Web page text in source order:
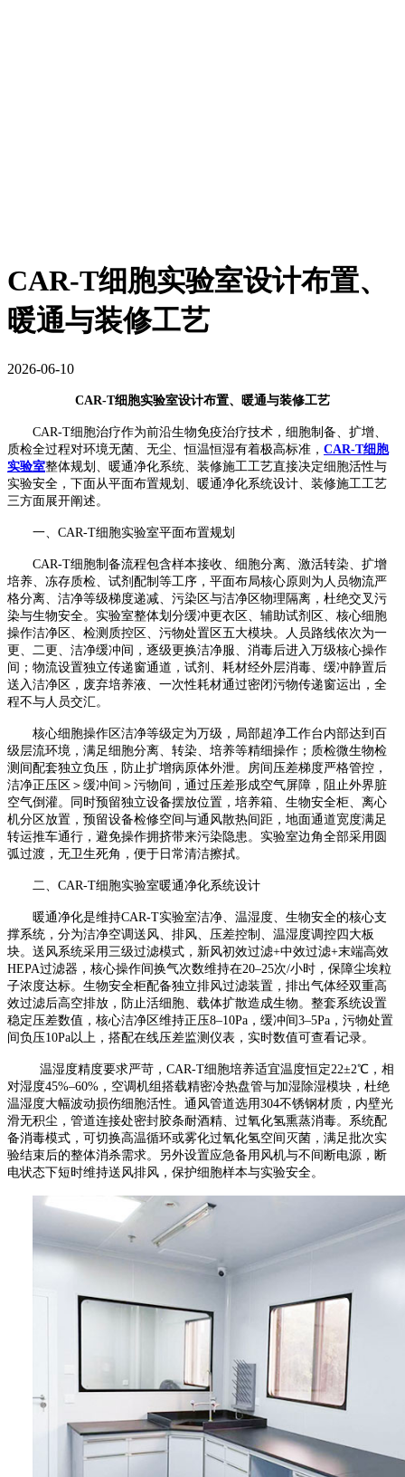
CAR-T细胞实验室设计布置、
暖通与装修工艺
2026-06-10
CAR-T细胞实验室设计布置、暖通与装修工艺
CAR-T细胞治疗作为前沿生物免疫治疗技术，细胞制备、扩增、
质检全过程对环境无菌、无尘、恒温恒湿有着极高标准， CAR-T细胞
实验室整体规划、暖通净化系统、装修施工工艺直接决定细胞活性与
实验安全，下面从平面布置规划、暖通净化系统设计、装修施工工艺
三方面展开阐述。
一、 CAR-T细胞实验室平面布置规划
CAR-T细胞制备流程包含样本接收、细胞分离、 激活转染 、扩增
培养、冻存质检、试剂配制等工序 ，平面布局核心原则为人员物流严
格分离、洁净等级梯度递减、污染区与洁净区物理隔离，杜绝交叉污
染与生物安全。实验室整体划分缓冲更衣区、辅助试剂区、核心细胞
操作洁净区、检测质控区、污物处置区五大模块。人员路线依次为一
更、二更、洁净缓冲间，逐级更换洁净服、消毒后进入万级核心操作
间；物流设置独立传递窗通道，试剂、耗材经外层消毒、缓冲静置后
送入洁净区，废弃培养液、一次性耗材通过密闭污物传递窗运出，全
程不与人员交汇。
核心细胞操作区洁净等级定为万级，局部超净工作台内部达到百
级层流环境，满足细胞分离、转染、培养等精细操作；质检微生物检
测间配套独立负压，防止扩增病原体外泄。房间压差梯度严格管控，
洁净正压区＞缓冲间＞污物间，通过压差形成空气屏障，阻止外界脏
空气倒灌。同时预留独立设备摆放位置，培养箱、生物安全柜、离心
机分区放置，预留设备检修空间与通风散热间距，地面通道宽度满足
转运推车通行，避免操作拥挤带来污染隐患。实验室边角全部采用圆
弧过渡，无卫生死角，便于日常清洁擦拭。
二、 CAR-T细胞实验室暖通净化系统设计
暖通净化是维持CAR-T实验室洁净、温湿度、生物安全的核心支
撑系统，分为洁净空调送风、排风、压差控制、温湿度调控四大板
块。送风系统采用三级过滤模式，新风初效过滤+中效过滤+末端高效
HEPA过滤器，核心操作间换气次数维持在20–25次/小时，保障尘埃粒
子浓度达标。生物安全柜配备独立排风过滤装置，排出气体经双重高
效过滤后高空排放，防止活细胞、载体扩散造成生物。整套系统设置
稳定压差数值，核心洁净区维持正压8–10Pa ，缓冲间3–5Pa ，污物处置
间负压10Pa以上，搭配在线压差监测仪表，实时数值可查看记录。
温湿度精度要求严苛， CAR-T细胞培养适宜温度恒定22±2℃，相
对湿度45%–60% ，空调机组搭载精密冷热盘管与加湿除湿模块，杜绝
温湿度大幅波动损伤细胞活性。通风管道选用304不锈钢材质，内壁光
滑无积尘，管道连接处密封胶条耐酒精、过氧化氢熏蒸消毒。系统配
备消毒模式，可切换高温循环或雾化过氧化氢空间灭菌，满足批次实
验结束后的整体消杀需求。另外设置应急备用风机与不间断电源，断
电状态下短时维持送风排风，保护细胞样本与实验安全。